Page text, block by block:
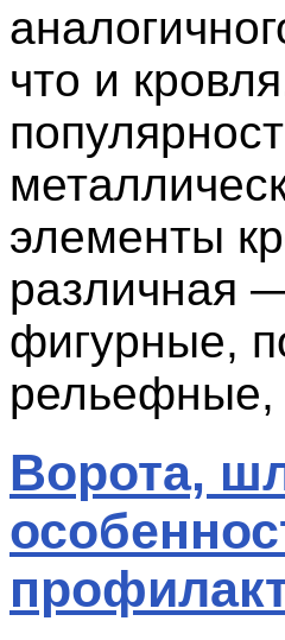
что и
элементы
различная
фигурные,
рельефные,
Ворота,